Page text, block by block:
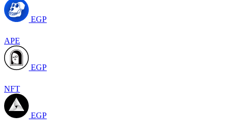
EGP
APE
EGP
NFT
EGP